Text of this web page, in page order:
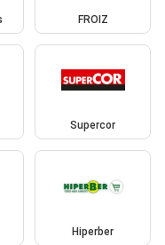
FROIZ
Supercor
Hiperber